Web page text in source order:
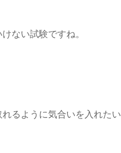
ない試験ですね。
るように気合いを入れたい